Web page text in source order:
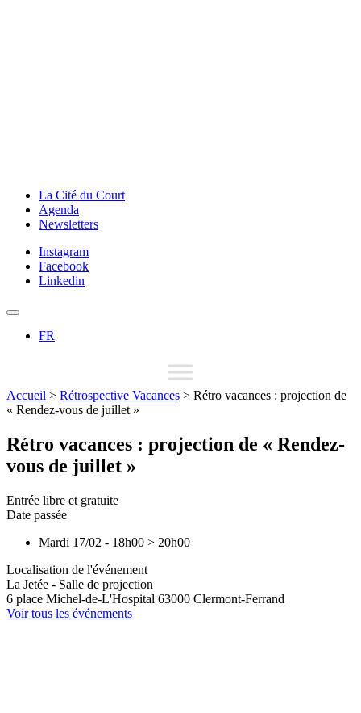
La Cité du Court
Agenda
Newsletters
Instagram
Facebook
Linkedin
FR
Accueil > Rétrospective Vacances > Rétro vacances : projection de
« Rendez-vous de juillet »
Rétro vacances : projection de « Rendez-
vous de juillet »
Entrée libre et gratuite
Date passée
Mardi 17/02 - 18h00 > 20h00
Localisation de l'événement
La Jetée - Salle de projection
6 place Michel-de-L'Hospital 63000 Clermont-Ferrand
Voir tous les événements